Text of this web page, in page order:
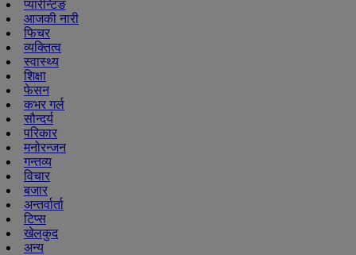
प्यारेन्टिङ
आजकी नारी
फिचर
व्यक्तित्व
स्वास्थ्य
शिक्षा
फेसन
कभर गर्ल
सौन्दर्य
परिकार
मनोरन्जन
गन्तव्य
विचार
बजार
अन्तर्वार्ता
टिप्स
खेलकुद
अन्य